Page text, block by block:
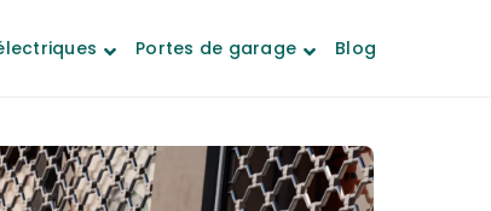
Portes de garage Blog